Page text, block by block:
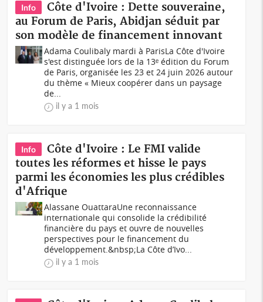
Info
Côte d'Ivoire : Dette souveraine,
au Forum de Paris, Abidjan séduit par
son modèle de financement innovant
Adama Coulibaly mardi à ParisLa Côte d'Ivoire
s'est distinguée lors de la 13ᵉ édition du Forum
de Paris, organisée les 23 et 24 juin 2026 autour
du thème « Mieux coopérer dans un paysage
de...
il y a 1 mois
Info
Côte d'Ivoire : Le FMI valide
toutes les réformes et hisse le pays
parmi les économies les plus crédibles
d'Afrique
Alassane OuattaraUne reconnaissance
internationale qui consolide la crédibilité
financière du pays et ouvre de nouvelles
perspectives pour le financement du
développement.&nbsp;La Côte d’Ivo...
il y a 1 mois